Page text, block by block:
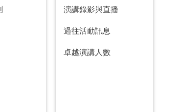
演講錄影與直播
過往活動訊息
卓越演講人數